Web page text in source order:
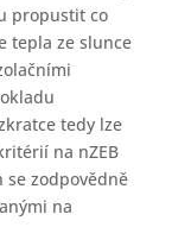
propustit co
tepla ze slunce
tedy lze
na nZEB
se zodpovědně
na